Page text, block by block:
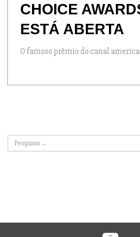
CHOICE
ESTÁ ABERTA
O famoso prêmio do canal